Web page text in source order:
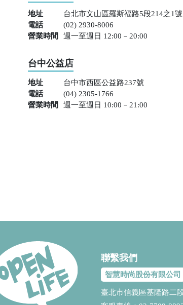
地址
台北市文山區羅斯福路5段214之1號
電話
(02) 2930-8006
營業時間
週一至週日 12:00－20:00
台中公益店
地址
台中市西區公益路237號
電話
(04) 2305-1766
營業時間
週一至週日 10:00－21:00
聯繫我們
智慧時尚股份有限公司
臺北市信義區基隆路二